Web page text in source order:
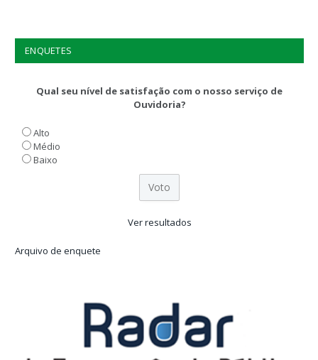
ENQUETES
Qual seu nível de satisfação com o nosso serviço de
Ouvidoria?
Alto
Médio
Baixo
Ver resultados
Arquivo de enquete